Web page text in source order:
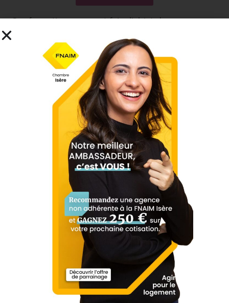
prise en charge auprès des organismes
de financements compétents.
A la suite de votre inscription, vous
recevrez votre convention et les
différents éléments vous permettant de
réaliser vos démarches en ligne auprès
L'OPCO (DIRIGEANTS SALARIÉS
ET SALARIÉS)
Trouvez votre interlocuteur OPCO
Modalités de remboursement OPCO
L'AGEFICE (AGENTS
COMMERCIAUX)
Trouvez votre interlocuteur AGEFICE
Modalités de remboursement AGEFICE
En savoir plus sur les plafonds AGEFICE